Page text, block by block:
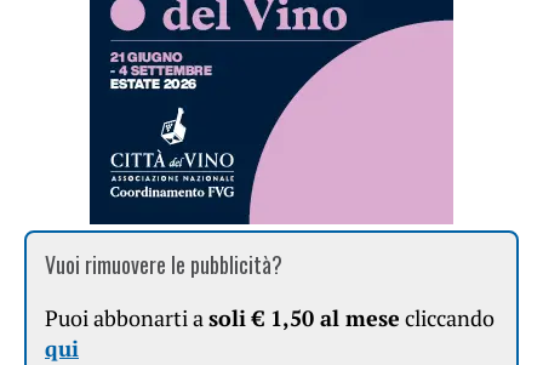
Vuoi rimuovere le pubblicità?
Puoi abbonarti asoli € 1,50 al mese cliccando
qui